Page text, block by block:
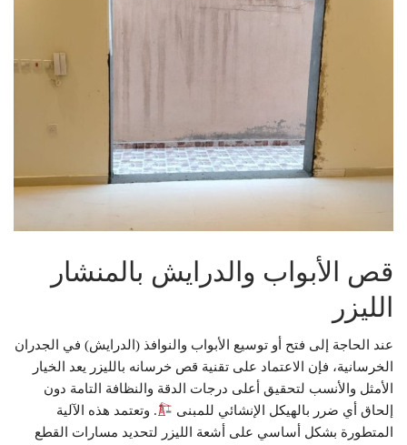
قص الأبواب والدرايش بالمنشار
الليزر
عند الحاجة إلى فتح أو توسيع الأبواب والنوافذ (الدرايش) في الجدران
الخرسانية، فإن الاعتماد على تقنية قص خرسانه بالليزر يعد الخيار
الأمثل والأنسب لتحقيق أعلى درجات الدقة والنظافة التامة دون
إلحاق أي ضرر بالهيكل الإنشائي للمبنى
. وتعتمد هذه الآلية
المتطورة بشكل أساسي على أشعة الليزر لتحديد مسارات القطع